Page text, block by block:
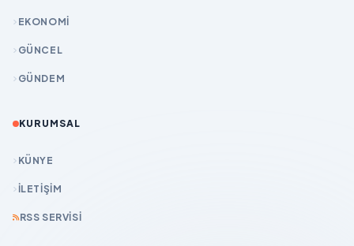
EKONOMİ
GÜNCEL
GÜNDEM
KURUMSAL
KÜNYE
İLETIŞIM
RSS SERVISI